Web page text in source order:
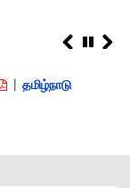
|தமிழ்நாடு